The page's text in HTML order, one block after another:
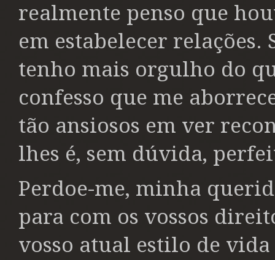
realmente penso que
em estabelecer
tenho mais orgulho do
confesso que me
tão ansiosos em ver
lhes é, sem dúvida,
Perdoe-me, minha
para com os vossos
vosso atual estilo de